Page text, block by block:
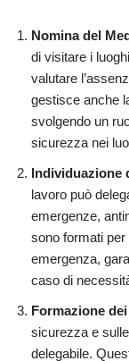
Nomina del
di visitare i
valutare
gestisce anche
svolgendo un
sicurezza nei
Individuazione
lavoro può
emergenze,
sono formati
emergenza,
caso di
Formazione
sicurezza e
delegabile.